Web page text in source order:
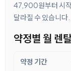
47,900원부터 시작
달라질 수 있습니다.
약정별 월 렌
약정 기간